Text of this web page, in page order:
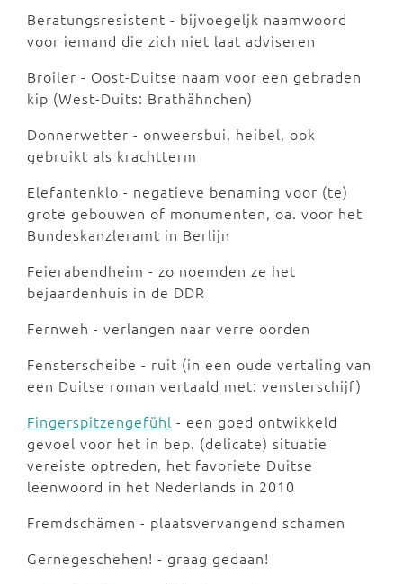
Beratungsresistent - bijvoegeljk naamwoord
voor iemand die zich niet laat adviseren
Broiler - Oost-Duitse naam voor een gebraden
kip (West-Duits: Brathähnchen)
Donnerwetter - onweersbui, heibel, ook
gebruikt als krachtterm
Elefantenklo - negatieve benaming voor (te)
grote gebouwen of monumenten, oa. voor het
Bundeskanzleramt in Berlijn
Feierabendheim - zo noemden ze het
bejaardenhuis in de DDR
Fernweh - verlangen naar verre oorden
Fensterscheibe - ruit (in een oude vertaling van
een Duitse roman vertaald met: vensterschijf)
Fingerspitzengefühl - een goed ontwikkeld
gevoel voor het in bep. (delicate) situatie
vereiste optreden, het favoriete Duitse
leenwoord in het Nederlands in 2010
Fremdschämen - plaatsvervangend schamen
Gernegeschehen! - graag gedaan!